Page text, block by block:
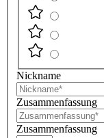
Nickname
Zusammenfassung
Zusammenfassung